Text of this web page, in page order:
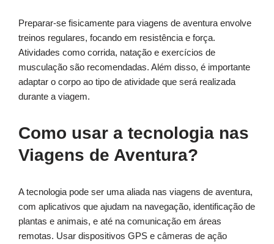
Preparar-se fisicamente para viagens de aventura envolve
treinos regulares, focando em resistência e força.
Atividades como corrida, natação e exercícios de
musculação são recomendadas. Além disso, é importante
adaptar o corpo ao tipo de atividade que será realizada
durante a viagem.
Como usar a tecnologia nas
Viagens de Aventura?
A tecnologia pode ser uma aliada nas viagens de aventura,
com aplicativos que ajudam na navegação, identificação de
plantas e animais, e até na comunicação em áreas
remotas. Usar dispositivos GPS e câmeras de ação